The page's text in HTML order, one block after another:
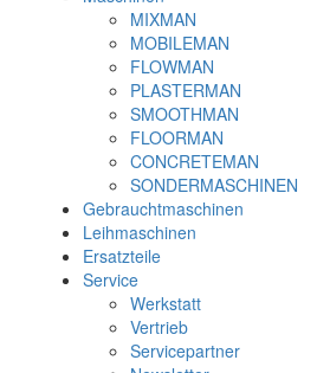
MIXMAN
MOBILEMAN
FLOWMAN
PLASTERMAN
SMOOTHMAN
FLOORMAN
CONCRETEMAN
SONDERMASCHINEN
Gebrauchtmaschinen
Leihmaschinen
Ersatzteile
Service
Werkstatt
Vertrieb
Servicepartner